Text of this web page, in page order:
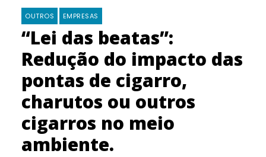
OUTROS EMPRESAS
“Lei das beatas”:
Redução do impacto das
pontas de cigarro,
charutos ou outros
cigarros no meio
ambiente.